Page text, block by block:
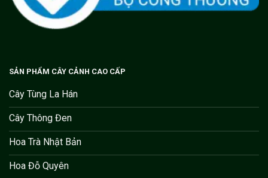
SẢN PHẨM CÂY CẢNH CAO CẤP
Cây Tùng La Hán
Cây Thông Đen
Hoa Trà Nhật Bản
Hoa Đỗ Quyên